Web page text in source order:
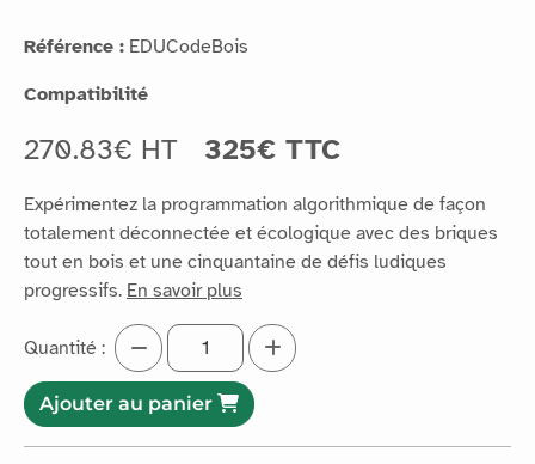
Référence : EDUCodeBois
Compatibilité
270.83€ HT 325€ TTC
Expérimentez la programmation algorithmique de façon
totalement déconnectée et écologique avec des briques
tout en bois et une cinquantaine de défis ludiques
progressifs. En savoir plus
Quantité :
Ajouter au panier